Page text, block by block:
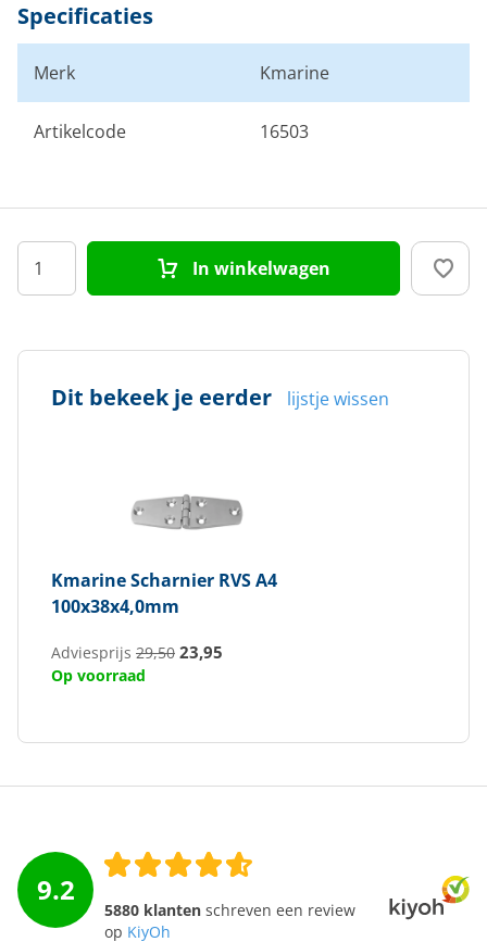
Specificaties
Merk Kmarine
Artikelcode 16503
In winkelwagen
Dit bekeek je eerder lijstje wissen
KmarineScharnier RVS A4
100x38x4,0mm
Adviesprijs 29,50 23,95
Op voorraad
9.2
5880 klanten schreven een review
op KiyOh